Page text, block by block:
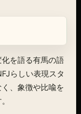
を語る有馬の語
らしい表現スタ
、象徴や比喩を